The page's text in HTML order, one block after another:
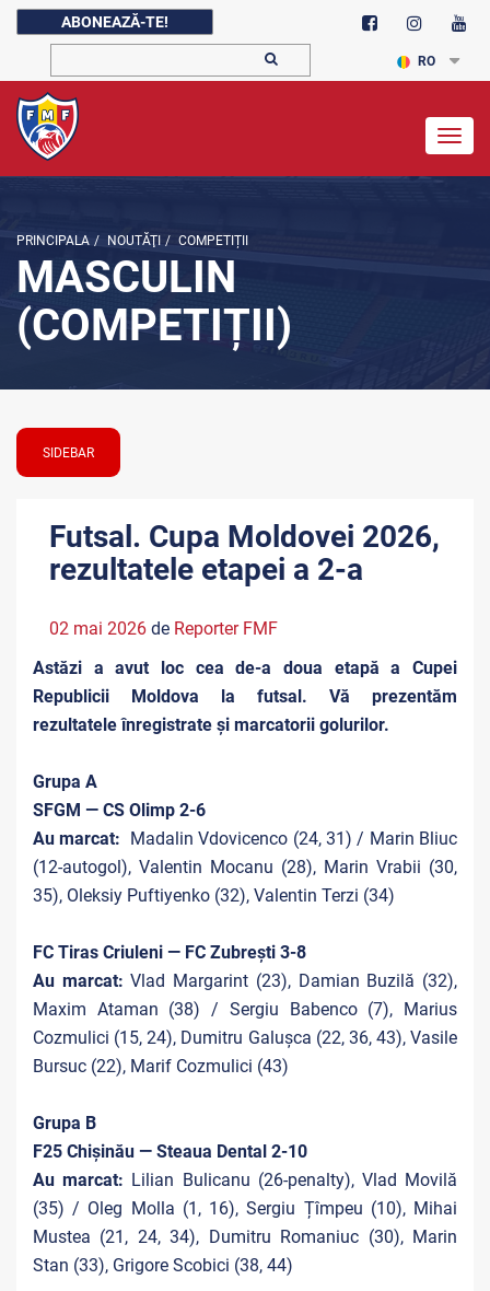
ABONEAZĂ-TE!
RO
PRINCIPALA / NOUTĂŢI / COMPETIȚII
MASCULIN
(COMPETIȚII)
SIDEBAR
Futsal. Cupa Moldovei 2026,
rezultatele etapei a 2-a
02 mai 2026 de Reporter FMF
Astăzi a avut loc cea de-a doua etapă a Cupei
Republicii Moldova la futsal. Vă prezentăm
rezultatele înregistrate și marcatorii golurilor.
Grupa A
SFGM — CS Olimp 2-6
Au marcat: Madalin Vdovicenco (24, 31) / Marin Bliuc
(12-autogol), Valentin Mocanu (28), Marin Vrabii (30,
35), Oleksiy Puftiyenko (32), Valentin Terzi (34)
FC Tiras Criuleni — FC Zubrești 3-8
Au marcat:Vlad Margarint (23), Damian Buzilă (32),
Maxim Ataman (38) / Sergiu Babenco (7), Marius
Cozmulici (15, 24), Dumitru Galușca (22, 36, 43), Vasile
Bursuc (22), Marif Cozmulici (43)
Grupa B
F25 Chișinău — Steaua Dental 2-10
Au marcat: Lilian Bulicanu (26-penalty), Vlad Movilă
(35) / Oleg Molla (1, 16), Sergiu Țîmpeu (10), Mihai
Mustea (21, 24, 34), Dumitru Romaniuc (30), Marin
Stan (33), Grigore Scobici (38, 44)